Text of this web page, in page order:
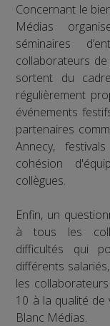
Concernant le
Médias
séminaires
collaborateurs
sortent du
régulièrement
événements
partenaires
Annecy,
cohésion
collègues.
Enfin, un
à tous les
difficultés qui
différents
les
10 à la qualité
Blanc Médias.